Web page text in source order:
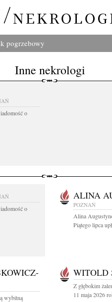
pogrzebowy
Inne nekrologi
o
o
ALINA
POZNAŃ
Alina
Piątego lipca
wybitną
WITOLD
Z głębokim
11 maja 2026